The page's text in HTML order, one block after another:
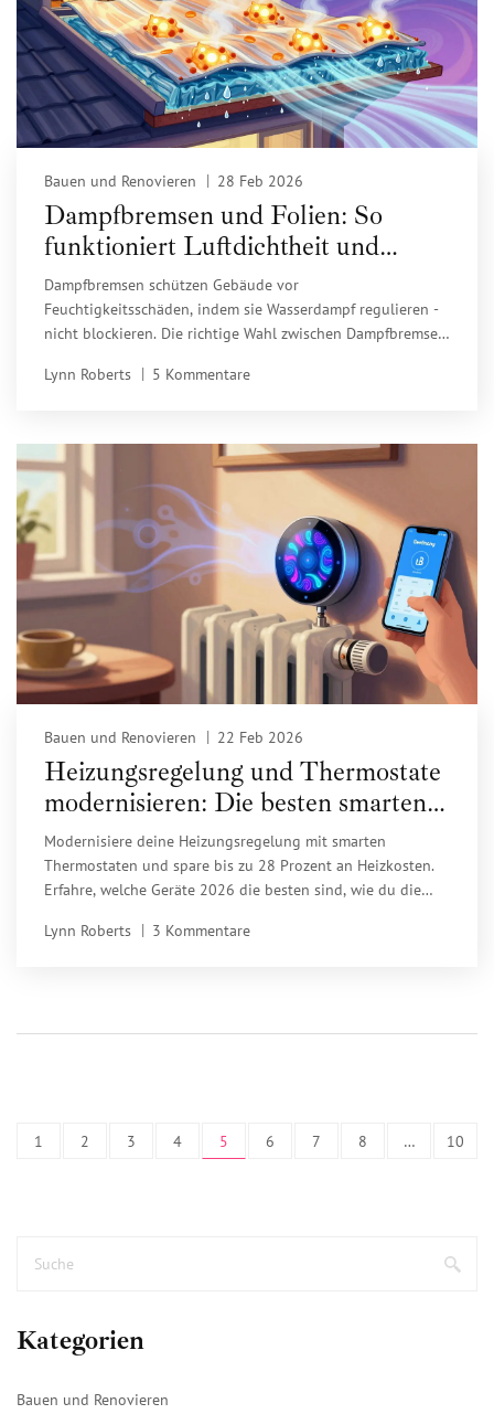
Bauen und Renovieren 28 Feb 2026
Dampfbremsen und Folien: So
funktioniert Luftdichtheit und
Feuchteschutz im modernen Bau
Dampfbremsen schützen Gebäude vor
Feuchtigkeitsschäden, indem sie Wasserdampf regulieren -
nicht blockieren. Die richtige Wahl zwischen Dampfbremse
Energieeffizienz.
Lynn Roberts 5 Kommentare
Bauen und Renovieren 22 Feb 2026
Heizungsregelung und Thermostate
modernisieren: Die besten smarten
Optionen 2026
Modernisiere deine Heizungsregelung mit smarten
Thermostaten und spare bis zu 28 Prozent an Heizkosten.
Erfahre, welche Geräte 2026 die besten sind, wie du die
beachten musst.
Lynn Roberts 3 Kommentare
1 2 3 4 5 6 7 8 … 10
Kategorien
Bauen und Renovieren